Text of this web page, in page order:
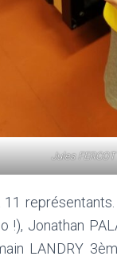
Jules
Jonathan
LANDRY